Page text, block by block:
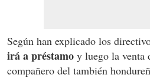
Según han explicado los
irá a préstamo y luego la venta
compañero del también